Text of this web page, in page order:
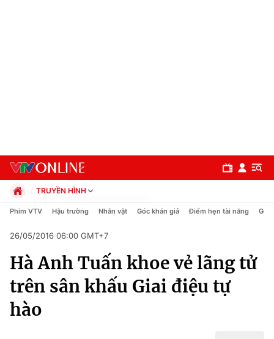
Chuyên mục
Chính trị
Xã hội
TRUYỀN HÌNH
Chính trị
Pháp luật
Kinh tế
Thể thao
Truyền hình
Phim VTV Hậu trường Nhân vật Góc khán giả Điểm hẹn tài năng Giải
26/05/2016 06:00 GMT+7
Hà Anh Tuấn khoe vẻ lãng tử
trên sân khấu Giai điệu tự
hào